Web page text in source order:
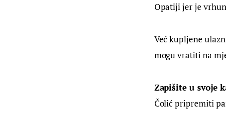
Opatiji jer je
Već kupljene
mogu vratiti na
Zapišite u svoje
Čolić pripremiti